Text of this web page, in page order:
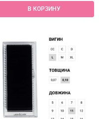
В КОРЗИНУ